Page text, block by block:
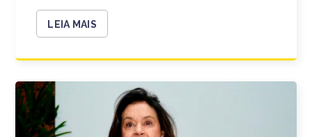
LEIA MAIS